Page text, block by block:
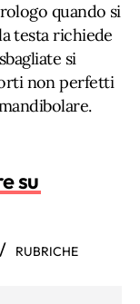
quando si
testa richiede
si
non perfetti
su
/ RUBRICHE